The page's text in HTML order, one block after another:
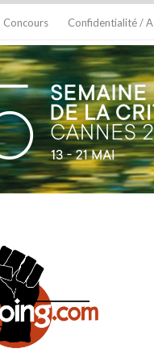
Concours Confidentialité /